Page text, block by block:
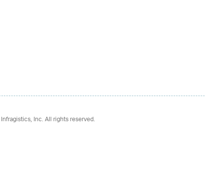
Infragistics, Inc. All rights reserved.